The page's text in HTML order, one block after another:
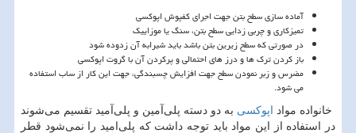
آماده سازی سطح بتن جهت اجرای کفپوش اپوکسی
تمیزکاری و چربی زدایی سطح بتن، سنگ یا موزاییک
در صورتی که سطح زیرین بتن باشد باید شیرابه آن زدوده شود
باز کردن ترک ها و درز های احتمالی و پرکردن آن با گروت اپوکسی
مضرس و زبر نمودن سطح جهت افزایش چسبندگی، جهت این کار از ساب استفاده
می شود.
خانواده مواد اپوکسی به دو دسته پلی‌آمین و پلی‌آمید تقسیم می‌شوند
در استفاده از این مواد باید توجه داشت که پلی‌امید را نمی‌شود قطر